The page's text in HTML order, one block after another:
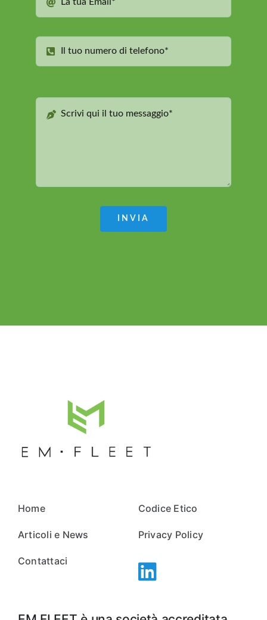
INVIA
Home
Articoli e News
Contattaci
Codice Etico
Privacy Policy